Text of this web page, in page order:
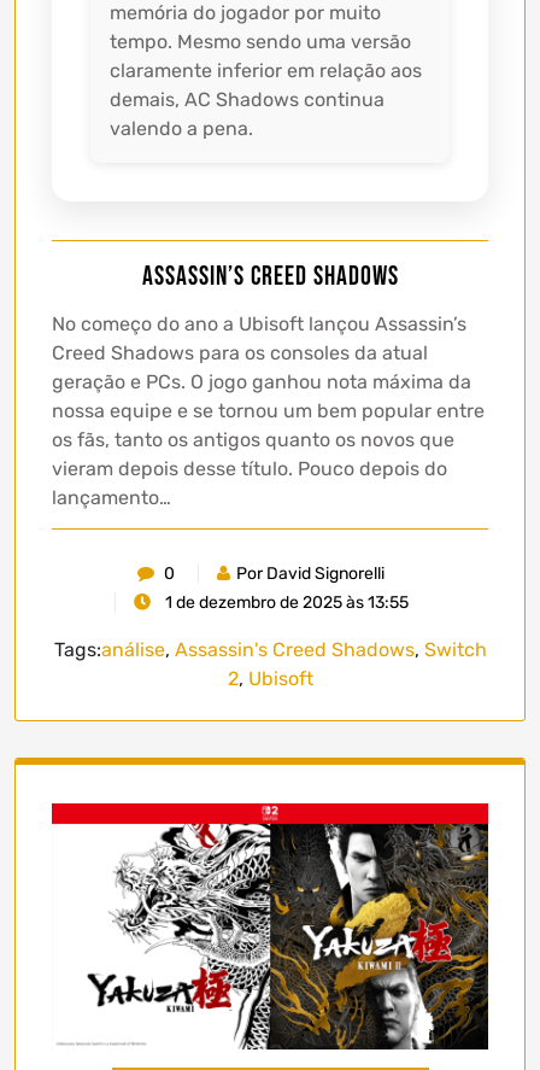
memória do jogador por muito
tempo. Mesmo sendo uma versão
claramente inferior em relação aos
demais, AC Shadows continua
valendo a pena.
Assassin’s Creed Shadows
No começo do ano a Ubisoft lançou Assassin’s
Creed Shadows para os consoles da atual
geração e PCs. O jogo ganhou nota máxima da
nossa equipe e se tornou um bem popular entre
os fãs, tanto os antigos quanto os novos que
vieram depois desse título. Pouco depois do
lançamento…
0
Por David Signorelli
1 de dezembro de 2025 às 13:55
Tags:análise, Assassin's Creed Shadows, Switch
2, Ubisoft